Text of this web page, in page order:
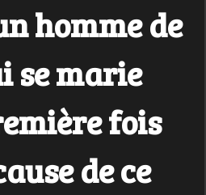
homme de
se marie
fois
de ce